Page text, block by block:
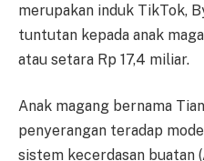
merupakan induk TikTok,
tuntutan kepada anak
atau setara Rp 17,4 miliar.
Anak magang bernama
penyerangan teradap
sistem kecerdasan buatan